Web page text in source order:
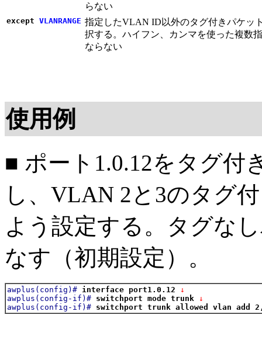
らない
except VLANRANGE 指定したVLAN ID以外のタグ付きパケッ
択する。ハイフン、カンマを使った複数
ならない
使用例
■ ポート1.0.12をタグ付
し、VLAN 2と3のタグ
よう設定する。タグな
なす（初期設定）。
awplus(config)# interface port1.0.12 ↓
awplus(config-if)# switchport mode trunk ↓
awplus(config-if)# switchport trunk allowed vlan add